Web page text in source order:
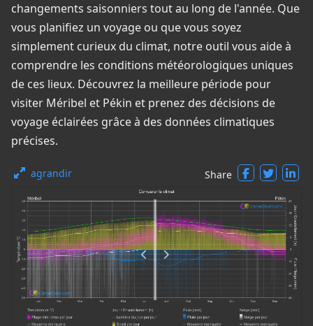
changements saisonniers tout au long de l'année. Que
vous planifiez un voyage ou que vous soyez
simplement curieux du climat, notre outil vous aide à
comprendre les conditions météorologiques uniques
de ces lieux. Découvrez la meilleure période pour
visiter Méribel et Pékin et prenez des décisions de
voyage éclairées grâce à des données climatiques
précises.
agrandir Share